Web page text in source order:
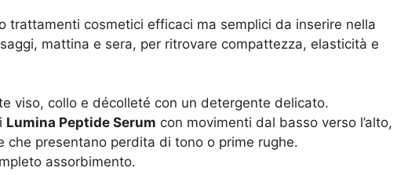
trattamenti cosmetici efficaci ma semplici da inserire nella
mattina e sera, per ritrovare compattezza, elasticità e
viso, collo e décolleté con un detergente delicato.
Lumina Peptide Serum con movimenti dal basso verso l’alto,
che presentano perdita di tono o prime rughe.
assorbimento.